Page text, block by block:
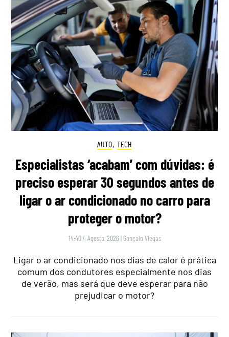
AUTO, TECH
Especialistas ‘acabam’ com dúvidas: é
preciso esperar 30 segundos antes de
ligar o ar condicionado no carro para
proteger o motor?
14:40 4 Agosto, 2026 | Gonçalo Viegas
Ligar o ar condicionado nos dias de calor é prática
comum dos condutores especialmente nos dias
de verão, mas será que deve esperar para não
prejudicar o motor?